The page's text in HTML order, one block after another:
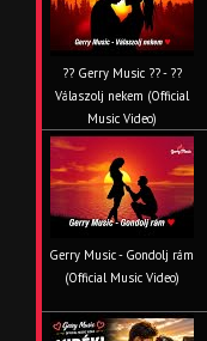
?? Gerry Music ?? - ??
Válaszolj nekem (Official
Music Video)
Gerry Music - Gondolj rám
(Official Music Video)